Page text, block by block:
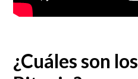
¿Cuáles son